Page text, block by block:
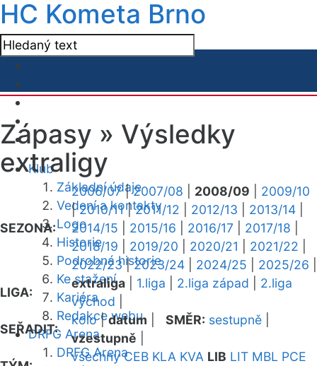
HC Kometa Brno
Klub
Základní údaje
Vedení a kontakty
Logo
Historie
Podrobná historie
Ke stažení
Kariéra
Redakce webu
DRFG Arena
DRFG Arena
Zápasy » Výsledky
extraligy
SEZONA:
2006/07|2007/08 2008/09
2009/10
|2010/11|2011/12 2012/13 2013/14
2014/15
2015/16 2016/17 2017/18
2018/19
2019/20 2020/21 2021/22
2022/23|2023/24 2024/25 2025/26
LIGA:
extraliga 1.liga 2.liga západ
2.liga
východ
SEŘADIT:
kolo|datum SMĚR: sestupně
vzestupně
všechny CEB KLA KVA LIB LIT MBL PCE